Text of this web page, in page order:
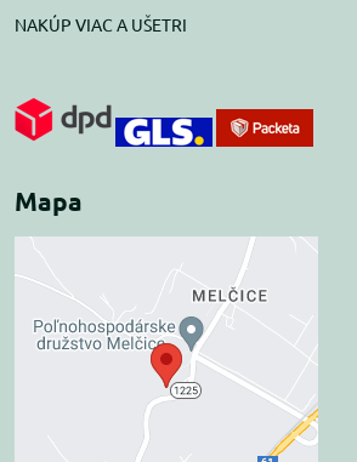
NAKÚP VIAC A UŠETRI
Mapa
Externý obsah je
blokovaný Voľbami
súkromia
Prajete si načítať externý obsah?
Povoliť tentokrát